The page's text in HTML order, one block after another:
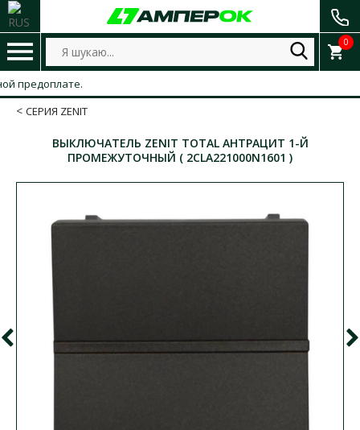
0
СЕРИЯ ZENIT
ВЫКЛЮЧАТЕЛЬ ZENIT TOTAL АНТРАЦИТ 1-Й
ПРОМЕЖУТОЧНЫЙ ( 2CLA221000N1601 )